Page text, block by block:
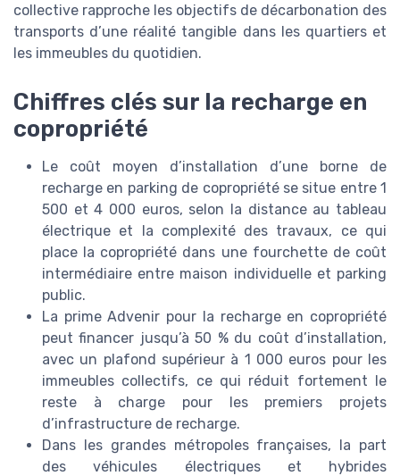
collective rapproche les objectifs de décarbonation des
transports d’une réalité tangible dans les quartiers et
les immeubles du quotidien.
Chiffres clés sur la recharge en
copropriété
Le coût moyen d’installation d’une borne de
recharge en parking de copropriété se situe entre 1
500 et 4 000 euros, selon la distance au tableau
électrique et la complexité des travaux, ce qui
place la copropriété dans une fourchette de coût
intermédiaire entre maison individuelle et parking
public.
La prime Advenir pour la recharge en copropriété
peut financer jusqu’à 50 % du coût d’installation,
avec un plafond supérieur à 1 000 euros pour les
immeubles collectifs, ce qui réduit fortement le
reste à charge pour les premiers projets
d’infrastructure de recharge.
Dans les grandes métropoles françaises, la part
des véhicules électriques et hybrides